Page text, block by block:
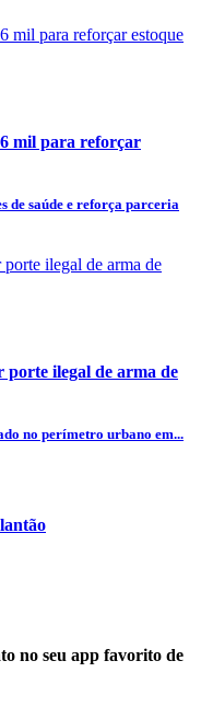
mil para reforçar
de saúde e reforça parceria
porte ilegal de arma de
no perímetro urbano em...
no seu app favorito de